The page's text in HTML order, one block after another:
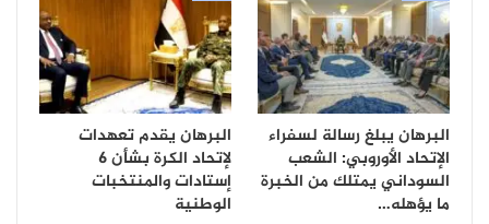
البرهان يبلغ رسالة لسفراء
الإتحاد الأوروبي: الشعب
السوداني يمتلك من الخبرة
ما يؤهله…
البرهان يقدم تعهدات
لإتحاد الكرة بشأن 6
إستادات والمنتخبات
الوطنية